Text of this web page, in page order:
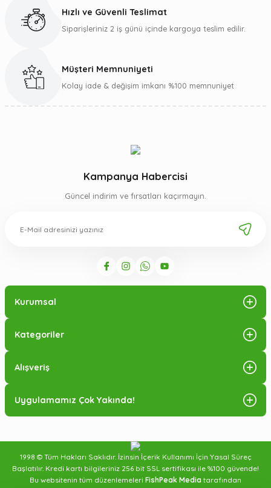
Gönder
Hızlı ve Güvenli Teslimat
Siparişleriniz 2 iş günü içinde kargoya teslim edilir.
Müşteri Memnuniyeti
Kolay iade & değişim imkanı %100 memnuniyet
Kampanya Habercisi
Güncel indirim ve fırsatları kaçırmayın.
Kurumsal
Kategoriler
Alışveriş
Uygulamamız Çok Yakında!
1998 © Tüm Hakları Saklıdır. İzinsin İçerik Kullanımı İçin Yasal Süreç
Başlatılır. Kredi kartı bilgileriniz 256 bit SSL sertifikası ile %100 güvende!
Bu websitenin tüm düzenlemeleri FishPeak Media tarafından